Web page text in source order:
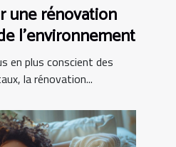
une rénovation
l'environnement
en plus conscient des
la rénovation...